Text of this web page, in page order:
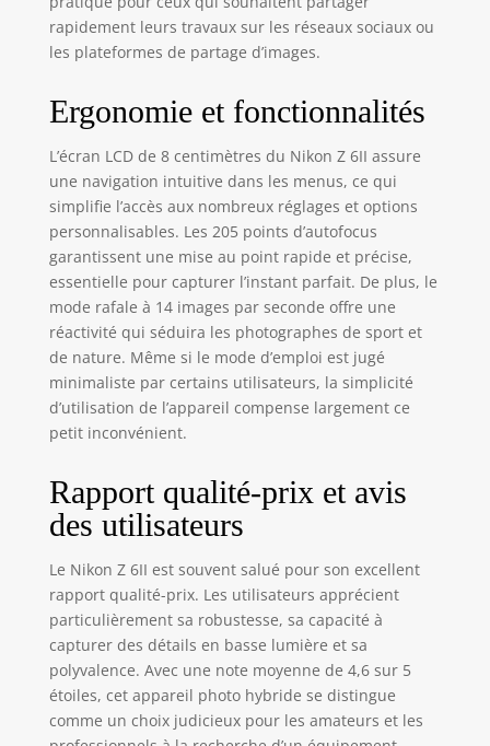
rapidement leurs travaux sur les réseaux sociaux ou
les plateformes de partage d’images.
Ergonomie et fonctionnalités
L’écran LCD de 8 centimètres du Nikon Z 6II assure
une navigation intuitive dans les menus, ce qui
simplifie l’accès aux nombreux réglages et options
personnalisables. Les 205 points d’autofocus
garantissent une mise au point rapide et précise,
essentielle pour capturer l’instant parfait. De plus, le
mode rafale à 14 images par seconde offre une
réactivité qui séduira les photographes de sport et
de nature. Même si le mode d’emploi est jugé
minimaliste par certains utilisateurs, la simplicité
d’utilisation de l’appareil compense largement ce
petit inconvénient.
Rapport qualité-prix et avis
des utilisateurs
Le Nikon Z 6II est souvent salué pour son excellent
rapport qualité-prix. Les utilisateurs apprécient
particulièrement sa robustesse, sa capacité à
capturer des détails en basse lumière et sa
polyvalence. Avec une note moyenne de 4,6 sur 5
étoiles, cet appareil photo hybride se distingue
comme un choix judicieux pour les amateurs et les